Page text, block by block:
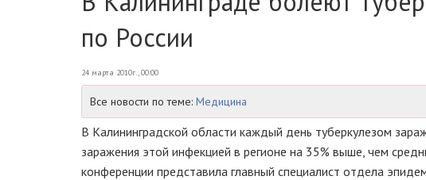
по России
24 марта 2010г., 00:00
Все новости по теме: Медицина
В Калининградской области каждый день туберкулезом
заражения этой инфекцией в регионе на 35% выше, чем
конференции представила главный специалист отдела